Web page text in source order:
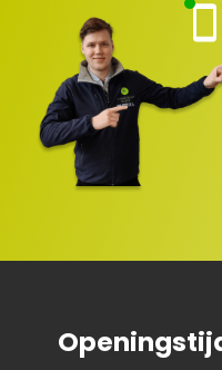
nte
nse
rvic
e